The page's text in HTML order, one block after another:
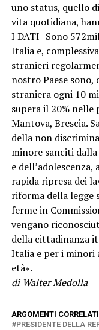
uno status, quello
vita quotidiana,
I DATI- Sono
Italia e,
stranieri
nostro Paese
straniera ogni 10
supera il 20% nelle
Mantova, Brescia.
della non
minore sanciti
e
rapida ripresa dei
riforma della legge
ferme in
vengano
della cittadinanza
Italia e per i minori
età».
di Walter Medolla
ARGOMENTI
PRESIDENTE DELLA